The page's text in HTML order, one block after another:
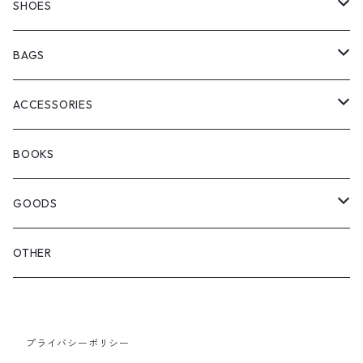
manewold
ChaosFissingClubxALLMOSTBLACK
WOODBLOCK
SEDAN ALL-PURPOSE
SHORT SLEEVE
HALF PANTS
SHOES
KICKS
BOOTS
BAGS
BACKPACK
SHOULDER
OTHER BAGS
ACCESSORIES
EYE WEAR
CAP&HAT
GLOVES&SCARF
SHOULDER
BOOKS
GOODS
TOY
PINS& PINBACK
OTHER
プライバシーポリシー